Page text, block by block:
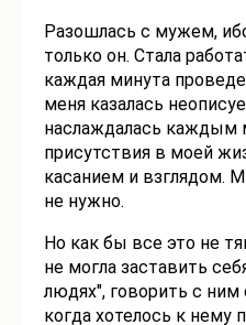
Разошлась с мужем,
только он. Стала
каждая минута
меня казалась
наслаждалась каждым
присутствия в моей
касанием и взглядом.
не нужно.
Но как бы все это не
не могла заставить
людях", говорить с
когда хотелось к нему